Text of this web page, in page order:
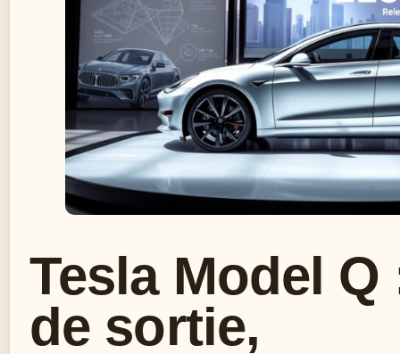
Tesla Model
de sortie,